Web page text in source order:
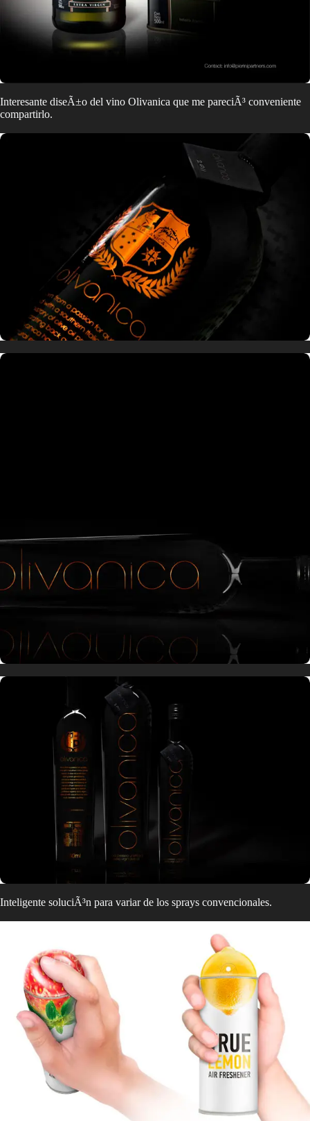
Interesante diseÃ±o del vino Olivanica que me pareciÃ³ conveniente
compartirlo.
Inteligente soluciÃ³n para variar de los sprays convencionales.